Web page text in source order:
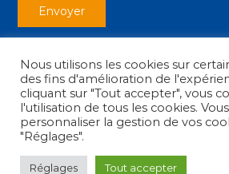
Copyright © 2026Collectif des
facebook
Nous utilisons les cookies sur
des fins d'amélioration de
cliquant sur "Tout accepter", vous
l'utilisation de tous les cookies.
personnaliser la gestion de vos
"Réglages".
Réglages Tout accepter